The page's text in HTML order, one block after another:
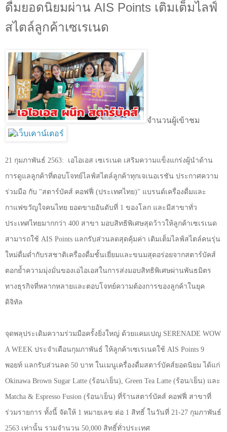
ดื่มยอดนิยมผ่าน AIS Points เติมเต็มไลฟ์
สไตล์ลูกค้าเซเรเนด
จำนวนผู้เข้าชม
21 กุมภาพันธ์ 2563: เอไอเอส เซเรเนด เสริมความแข็งแกร่งผู้นำด้าน
การดูแลลูกค้าที่ตอบโจทย์ไลฟ์สไตล์ลูกค้าทุกเจเนอเรชัน ประกาศความ
ร่วมมือ กับ "สตาร์บัคส์ คอฟฟี่ (ประเทศไทย)" แบรนด์เครื่องดื่มและ
กาแฟขวัญใจคนไทย ยอดขายอันดับที่ 1 ของโลก และมีสาขาทั่ว
ประเทศไทยมากกว่า 400 สาขา มอบสิทธิพิเศษสุดว้าวให้ลูกค้าเซเรเนด
สามารถใช้ AIS Points แลกรับส่วนลดสุดคุ้มค่า เติมเต็มไลฟ์สไตล์คนรุ่น
ใหม่ดื่มด่ำกับรสชาติเครื่องดื่มชั้นเยี่ยมและขนมสุดอร่อยจากสตาร์บัคส์
ตอกย้ำความมุ่งมั่นของเอไอเอสในการส่งมอบสิทธิพิเศษผ่านพันธมิตร
ทางธุรกิจที่หลากหลายและตอบโจทย์ความต้องการของลูกค้าในยุค
ดิจิทัล
จุดพลุประเดิมความร่วมมือครั้งยิ่งใหญ่ ด้วยแคมเปญ SERENADE WOW
A WEEK ประจำเดือนกุมภาพันธ์ ให้ลูกค้าเซเรเนดใช้ AIS Points 9
พอยท์ แลกรับส่วนลด 50 บาท ในเมนูเครื่องดื่มสตาร์บัคส์ยอดนิยม ได้แก่
Okinawa Brown Sugar Latte (ร้อน/เย็น) , Green Tea Latte (ร้อน/เย็น) และ
Matcha & Espresso Fusion (ร้อน/เย็น) ที่ร้านสตาร์บัคส์ คอฟฟี่ สาขาที่
ร่วมรายการ ทั้งนี้ จัดให้ 1 หมายเลข ต่อ 1 สิทธิ์ ในวันที่ 21-27 กุมภาพันธ์
2563 เท่านั้น รวมจำนวน 50,000 สิทธิ์ทั่วประเทศ